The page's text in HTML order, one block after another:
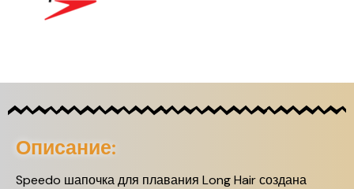
Описание:
Speedo шапочка для плавания Long Hair создана